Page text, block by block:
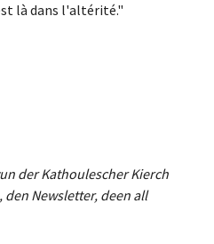
là dans l'altérité."
der Kathoulescher Kierch
Newsletter, deen all